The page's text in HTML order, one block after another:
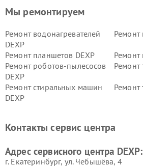
Мы ремонтируем
Ремонт водонагревателей
DEXP
Ремонт
Ремонт планшетов DEXP
Ремонт
Ремонт роботов-пылесосов
DEXP
Ремонт
Ремонт стиральных машин
DEXP
Ремонт
Ремонт серверов DEXP
Ремонт
Контакты сервис центра
Адрес сервисного центра DEXP:
г. Екатеринбург, ул. Чебышёва, 4